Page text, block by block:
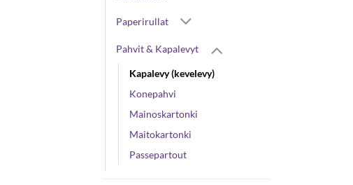
Paperirullat
Pahvit & Kapalevyt
Kapalevy (kevelevy)
Konepahvi
Mainoskartonki
Maitokartonki
Passepartout